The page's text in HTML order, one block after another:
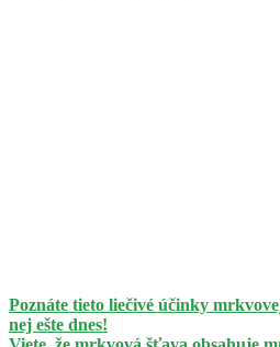
Poznáte tieto liečivé účinky
nej ešte dnes!